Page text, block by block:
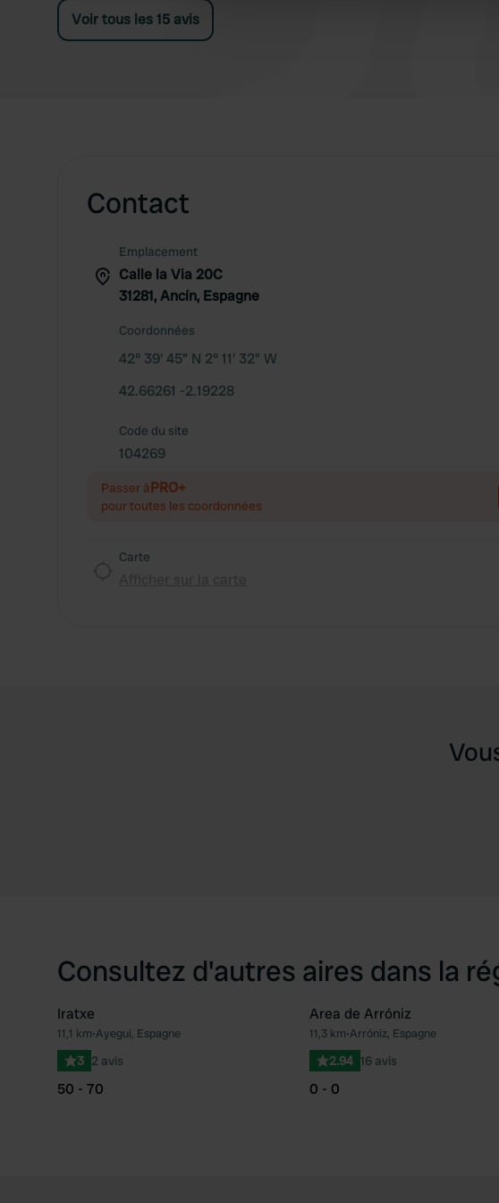
Voir tous les 15 avis
Contact
Emplacement
Calle la Via 20C
31281, Ancín, Espagne
Coordonnées
42° 39' 45" N 2° 11' 32" W
42.66261 -2.19228
Code du site
104269
Passer àPRO+
pour toutes les coordonnées
Carte
Consultez d'autres aires dans la
Préféré
Iratxe
11,1 km•Ayegui, Espagne
3 2 avis
50 - 70
Area de Arróniz
11,3 km•Arróniz, Espagne
2.94 16 avis
0 - 0